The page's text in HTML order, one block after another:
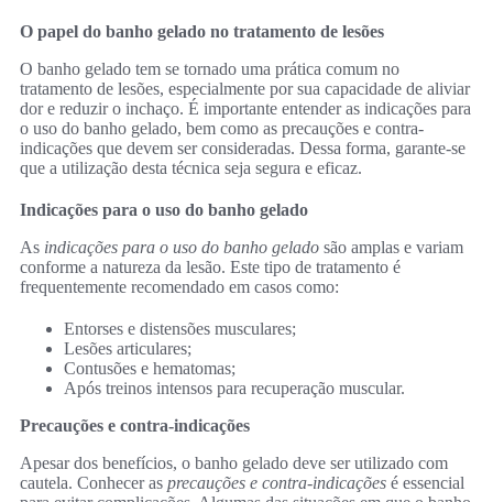
O papel do banho gelado no tratamento de lesões
O banho gelado tem se tornado uma prática comum no
tratamento de lesões, especialmente por sua capacidade de aliviar
dor e reduzir o inchaço. É importante entender as indicações para
o uso do banho gelado, bem como as precauções e contra-
indicações que devem ser consideradas. Dessa forma, garante-se
que a utilização desta técnica seja segura e eficaz.
Indicações para o uso do banho gelado
As indicações para o uso do banho gelado são amplas e variam
conforme a natureza da lesão. Este tipo de tratamento é
frequentemente recomendado em casos como:
Entorses e distensões musculares;
Lesões articulares;
Contusões e hematomas;
Após treinos intensos para recuperação muscular.
Precauções e contra-indicações
Apesar dos benefícios, o banho gelado deve ser utilizado com
cautela. Conhecer as precauções e contra-indicações é essencial